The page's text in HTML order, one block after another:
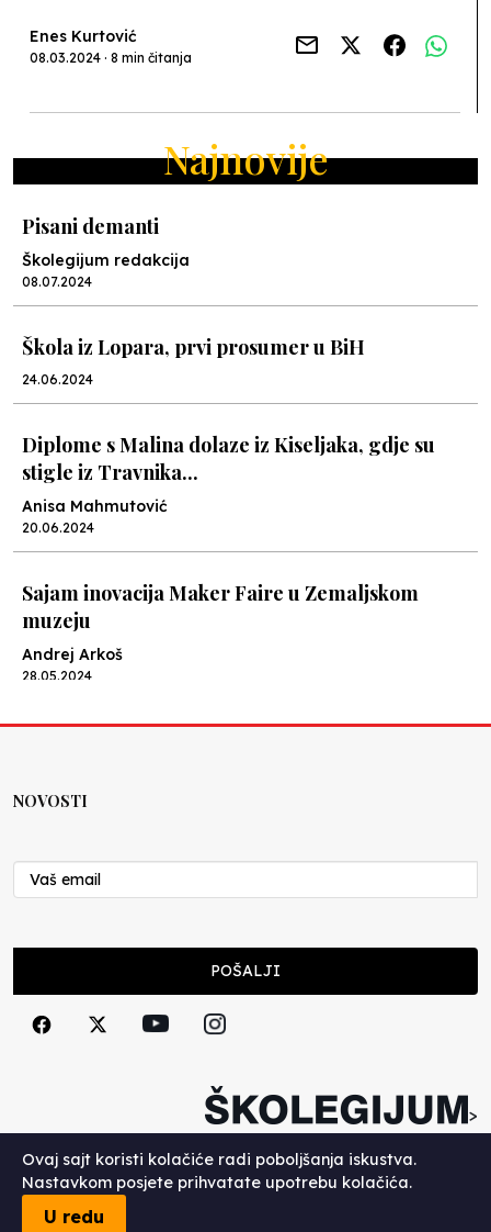
Enes Kurtović
08.03.2024 · 8 min čitanja
Najnovije
Pisani demanti
Školegijum redakcija
08.07.2024
Škola iz Lopara, prvi prosumer u BiH
24.06.2024
Diplome s Malina dolaze iz Kiseljaka, gdje su
stigle iz Travnika...
Anisa Mahmutović
20.06.2024
Sajam inovacija Maker Faire u Zemaljskom
muzeju
Andrej Arkoš
28.05.2024
08.05.2024
Klinika Šurkovac
Enes Kurtović
Irhad Suljić
08.03.2024
Marko Ban
08.03.2024
NOVOSTI
POŠALJI
>
Copyright (c) 2026. Školegijum.
Ovaj sajt koristi kolačiće radi poboljšanja iskustva.
Nastavkom posjete prihvatate upotrebu kolačića.
U redu